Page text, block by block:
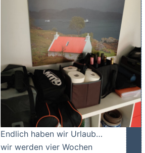
Endlich haben wir Urlaub…
wir werden vier Wochen